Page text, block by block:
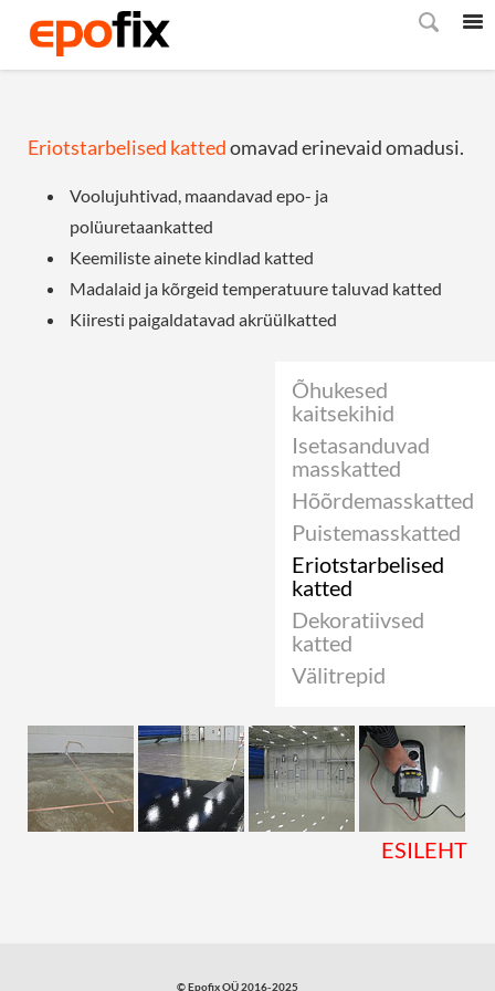
Eriotstarbelised kattedomavad erinevaid omadusi.
Voolujuhtivad, maandavad epo- ja
polüuretaankatted
Keemiliste ainete kindlad katted
Madalaid ja kõrgeid temperatuure taluvad katted
Kiiresti paigaldatavad akrüülkatted
Õhukesed
kaitsekihid
Isetasanduvad
masskatted
Hõõrdemasskatted
Puistemasskatted
Eriotstarbelised
katted
Dekoratiivsed
katted
Välitrepid
ESILEHT
© Epofix OÜ 2016-2025